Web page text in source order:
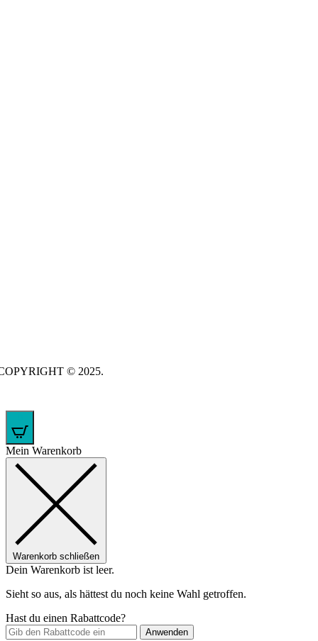
© 2025.
Mein Warenkorb
Warenkorb schließen
Dein Warenkorb ist leer.
Sieht so aus, als hättest du noch keine Wahl getroffen.
Hast du einen Rabattcode?
Anwenden